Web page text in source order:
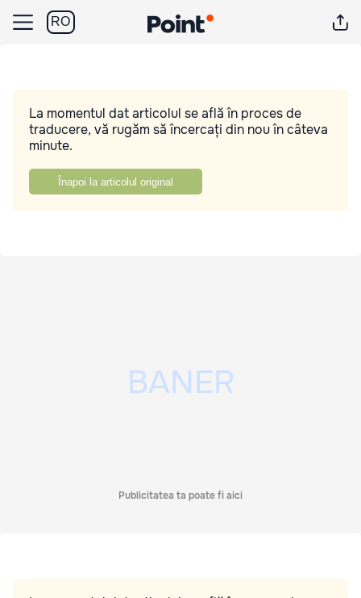
RO
La momentul dat articolul se află în proces de
traducere, vă rugăm să încercați din nou în câteva
minute.
Înapoi la articolul original
Publicitatea ta poate fi aici